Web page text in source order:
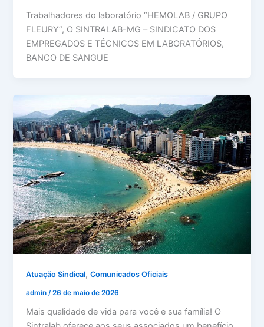
Trabalhadores do laboratório “HEMOLAB / GRUPO
FLEURY”, O SINTRALAB-MG – SINDICATO DOS
EMPREGADOS E TÉCNICOS EM LABORATÓRIOS,
BANCO DE SANGUE
Atuação Sindical,Comunicados Oficiais
admin /26 de maio de 2026
Mais qualidade de vida para você e sua família! O